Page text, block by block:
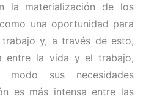
la materialización de los
una oportunidad para
y, a través de esto,
entre la vida y el trabajo,
modo sus necesidades
es más intensa entre las